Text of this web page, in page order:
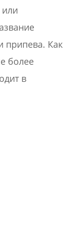
припева. Как
более
в